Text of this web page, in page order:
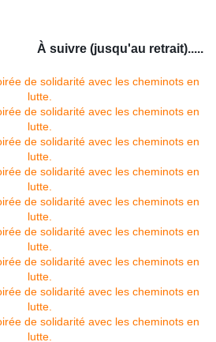
À suivre (jusqu'au retrait).....